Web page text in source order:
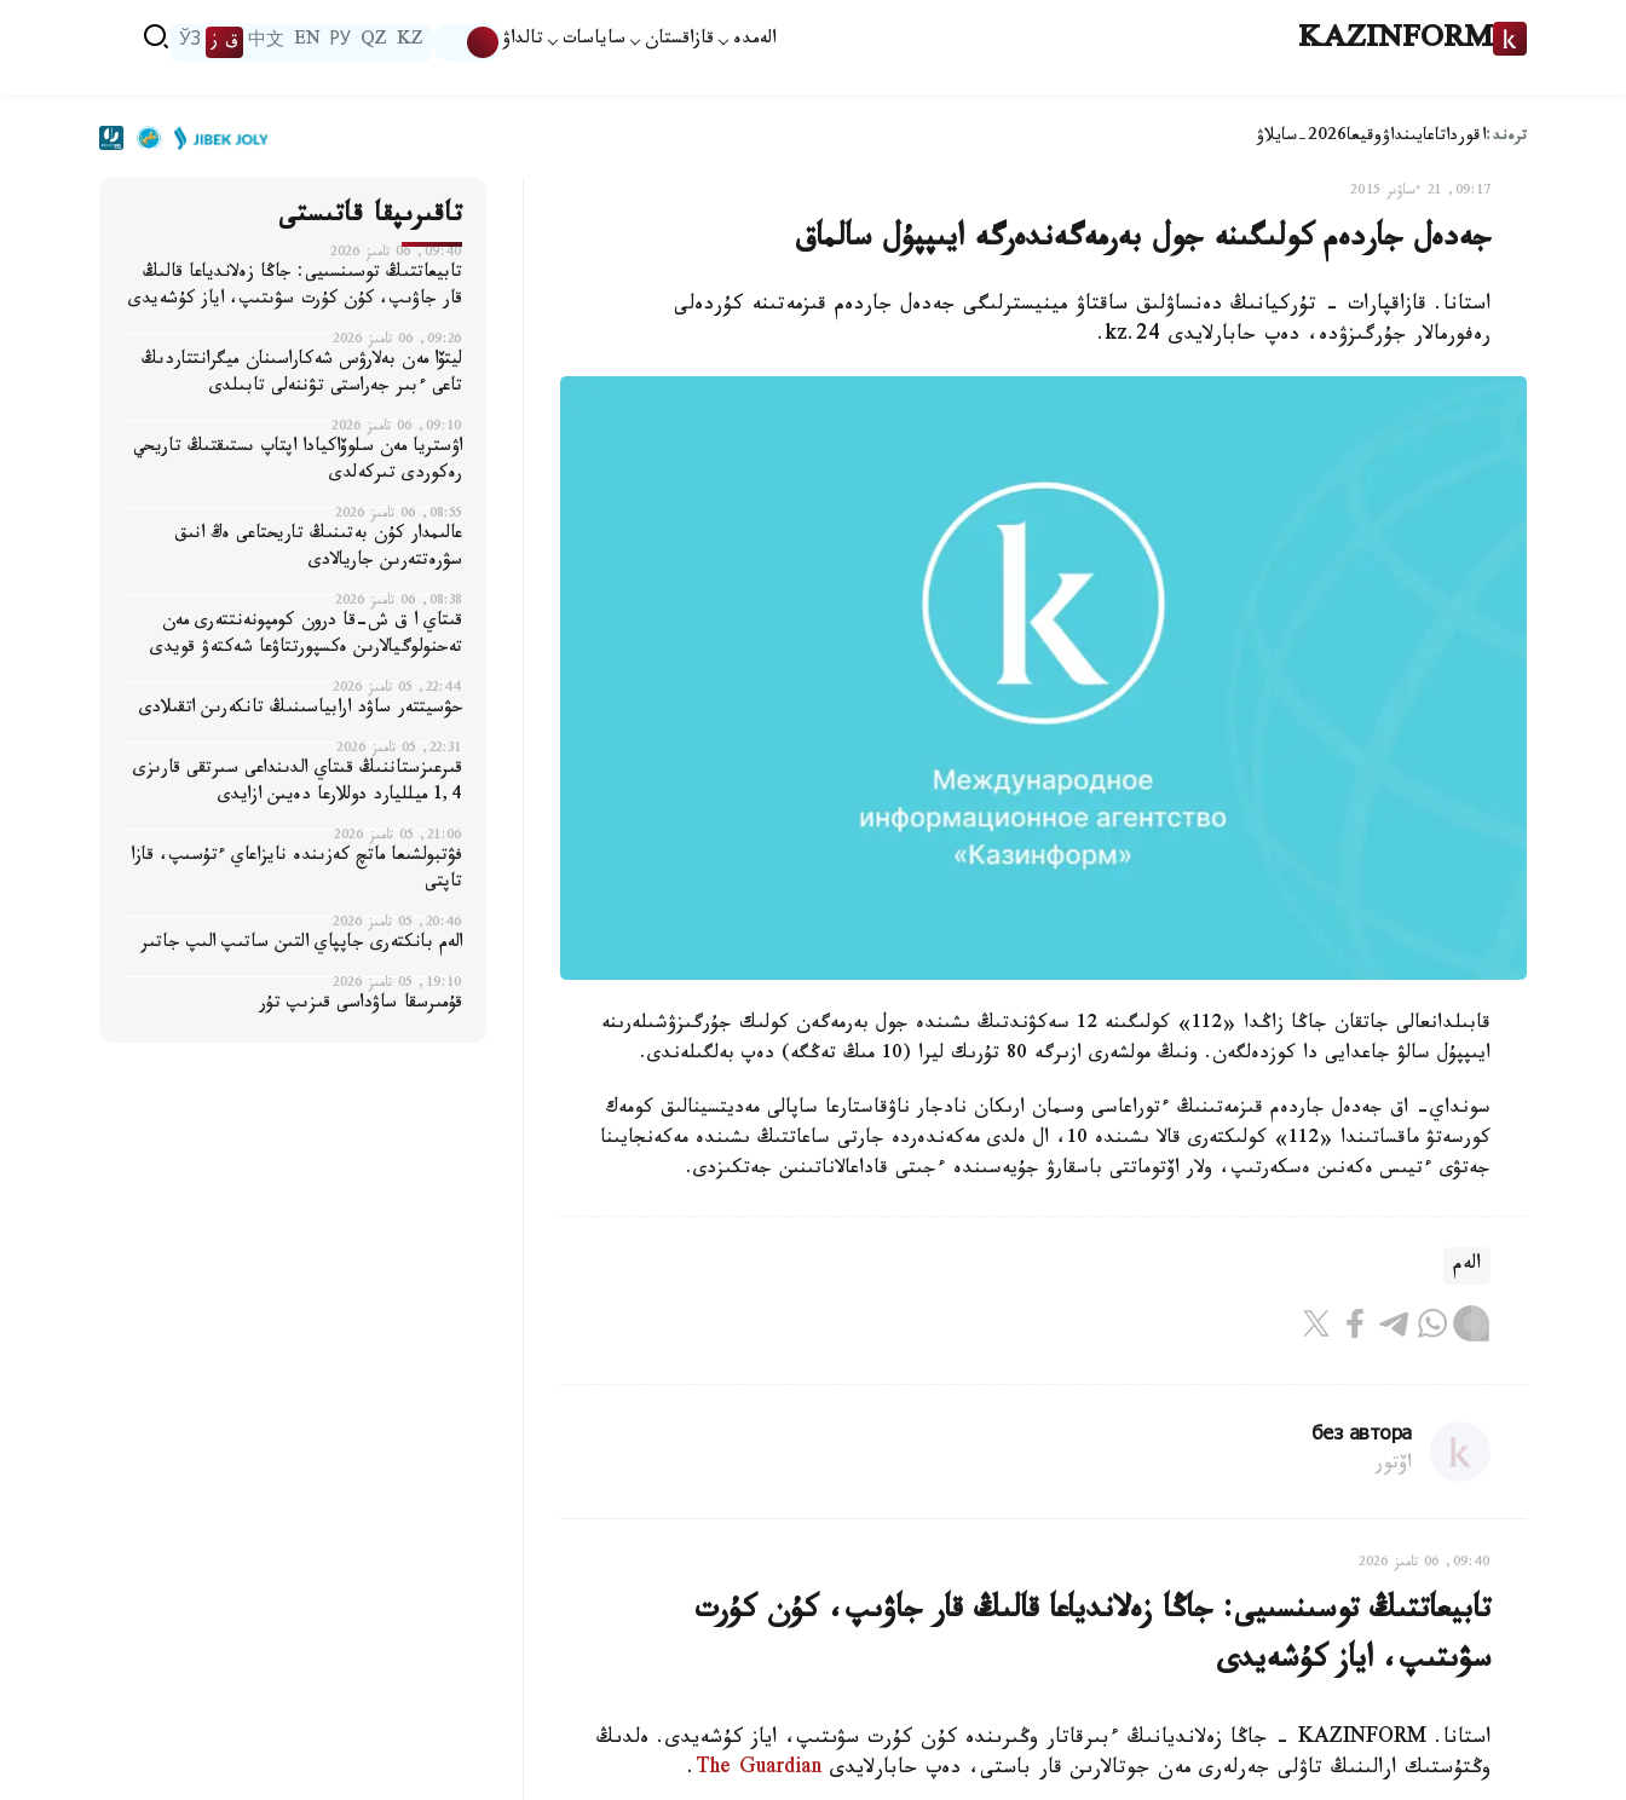
KAZINFORM الەمدە قازاقستان ساياسات تالداۋ KZ
QZ
РУ
EN
中文 ق ز ЎЗ
ترەند:اقورداتاعايىنداۋوقيعا2026-سايلاۋ
09:17, 21 ءساۋىر 2015
جەدەل جاردەم كولىگىنە جول بەرمەگەندەرگە ايىپپۇل سالماق
استانا. قازاقپارات - تۇركيانىڭ دەنساۋلىق ساقتاۋ مينيسترلىگى جەدەل جاردەم قىزمەتىنە كۇردەلى
رەفورمالار جۇرگىزۋدە، دەپ حابارلايدى 24.kz.
قابىلدانعالى جاتقان جاڭا زاڭدا «112» كولىگىنە 12 سەكۋندتىڭ ىشىندە جول بەرمەگەن كولىك جۇرگىزۋشىلەرىنە
ايىپپۇل سالۋ جاعدايى دا كوزدەلگەن. ونىڭ مولشەرى ازىرگە 80 تۇرىك ليرا (10 مىڭ تەڭگە) دەپ بەلگىلەندى.
سونداي- اق جەدەل جاردەم قىزمەتىنىڭ ءتوراعاسى وسمان ارىكان نادجار ناۋقاستارعا ساپالى مەديتسينالىق كومەك
كورسەتۋ ماقساتىندا «112» كولىكتەرى قالا ىشىندە 10، ال ەلدى مەكەندەردە جارتى ساعاتتىڭ ىشىندە مەكەنجايىنا
جەتۋى ءتيىس ەكەنىن ەسكەرتىپ، ولار اۆتوماتتى باسقارۋ جۇيەسىندە ءجىتى قاداعالاناتىنىن جەتكىزدى.
الەم
без автора
اۆتور
09:40, 06 تامىز 2026
تابيعاتتىڭ توسىنسىيى: جاڭا زەلاندياعا قالىڭ قار جاۋىپ، كۇن كۇرت
سۋىتىپ، اياز كۇشەيدى
استانا. KAZINFORM - جاڭا زەلانديانىڭ ءبىرقاتار وڭىرىندە كۇن كۇرت سۋىتىپ، اياز كۇشەيدى. ەلدىڭ
وڭتۇستىك ارالىنىڭ تاۋلى جەرلەرى مەن جوتالارىن قار باستى، دەپ حابارلايدىThe Guardian
.
تاقىرىپقا قاتىستى
09:40, 06 تامىز 2026
تابيعاتتىڭ توسىنسىيى: جاڭا زەلاندياعا قالىڭ
قار جاۋىپ، كۇن كۇرت سۋىتىپ، اياز كۇشەيدى
09:26, 06 تامىز 2026
ليتۆا مەن بەلارۋس شەكاراسىنان ميگرانتتاردىڭ
تاعى ءبىر جەراستى تۋننەلى تابىلدى
09:10, 06 تامىز 2026
اۋستريا مەن سلوۆاكيادا اپتاپ ىستىقتىڭ تاريحي
رەكوردى تىركەلدى
08:55, 06 تامىز 2026
عالىمدار كۇن بەتىنىڭ تاريحتاعى ەڭ انىق
سۋرەتتەرىن جاريالادى
08:38, 06 تامىز 2026
قىتاي ا ق ش-قا درون كومپونەنتتەرى مەن
تەحنولوگيالارىن ەكسپورتتاۋعا شەكتەۋ قويدى
22:44, 05 تامىز 2026
حۋسيتتەر ساۋد ارابياسىنىڭ تانكەرىن اتقىلادى
22:31, 05 تامىز 2026
قىرعىزستاننىڭ قىتاي الدىنداعى سىرتقى قارىزى
1,4 ميلليارد دوللارعا دەيىن ازايدى
21:06, 05 تامىز 2026
فۋتبولشىعا ماتچ كەزىندە نايزاعاي ءتۇسىپ، قازا
تاپتى
20:46, 05 تامىز 2026
الەم بانكتەرى جاپپاي التىن ساتىپ الىپ جاتىر
19:10, 05 تامىز 2026
قۇمىرسقا ساۋداسى قىزىپ تۇر